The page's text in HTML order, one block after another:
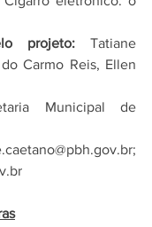
projeto: Tatiane
Carmo Reis, Ellen
Municipal de